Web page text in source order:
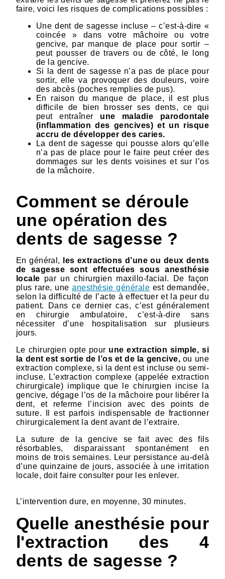
faire, voici les risques de complications possibles :
Une dent de sagesse incluse – c’est-à-dire «
coincée » dans votre mâchoire ou votre
gencive, par manque de place pour sortir –
peut pousser de travers ou de côté, le long
de la gencive.
Si la dent de sagesse n’a pas de place pour
sortir, elle va provoquer des douleurs, voire
des abcès (poches remplies de pus).
En raison du manque de place, il est plus
difficile de bien brosser ses dents, ce qui
peut entraîner une maladie parodontale
(inflammation des gencives) et un risque
accru de développer des caries.
La dent de sagesse qui pousse alors qu’elle
n’a pas de place pour le faire peut créer des
dommages sur les dents voisines et sur l’os
de la mâchoire.
Comment se déroule
une opération des
dents de sagesse ?
En général,
les extractions d’une ou deux dents
de sagesse sont effectuées sous anesthésie
locale par un chirurgien maxillo-facial. De façon
plus rare, uneanesthésie générale est demandée,
selon la difficulté de l’acte à effectuer et la peur du
patient. Dans ce dernier cas, c’est généralement
en chirurgie ambulatoire, c’est-à-dire sans
nécessiter d’une hospitalisation sur plusieurs
jours.
Le chirurgien opte pour une extraction simple, si
la dent est sortie de l’os et de la gencive, ou une
extraction complexe, si la dent est incluse ou semi-
incluse. L’extraction complexe (appelée extraction
chirurgicale) implique que le chirurgien incise la
gencive, dégage l’os de la mâchoire pour libérer la
dent, et referme l’incision avec des points de
suture. Il est parfois indispensable de fractionner
chirurgicalement la dent avant de l’extraire.
La suture de la gencive se fait avec des fils
résorbables, disparaissant spontanément en
moins de trois semaines. Leur persistance au-delà
d’une quinzaine de jours, associée à une irritation
locale, doit faire consulter pour les enlever.
L’intervention dure, en moyenne, 30 minutes.
Quelle anesthésie pour
l'extraction des 4
dents de sagesse ?